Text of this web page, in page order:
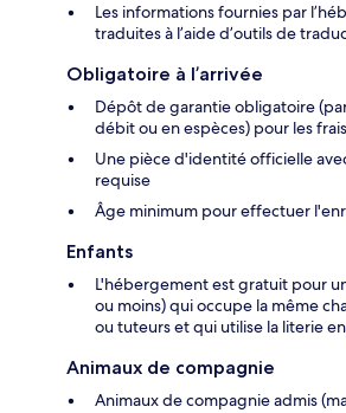
Les informations fournies par
traduites à l’aide d’outils de
Obligatoire à l’arrivée
Dépôt de garantie obligatoire
débit ou en espèces) pour les
Une pièce d'identité officielle
requise
Âge minimum pour effectuer
Enfants
L'hébergement est gratuit pour
ou moins) qui occupe la même
ou tuteurs et qui utilise la literie
Animaux de compagnie
Animaux de compagnie admis